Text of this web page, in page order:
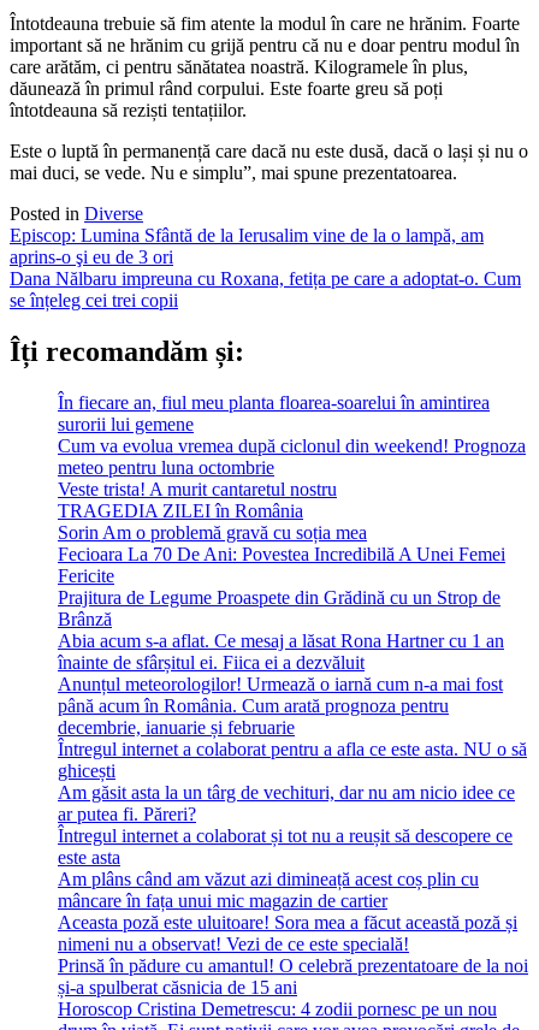
Întotdeauna trebuie să fim atente la modul în care ne hrănim. Foarte
important să ne hrănim cu grijă pentru că nu e doar pentru modul în
care arătăm, ci pentru sănătatea noastră. Kilogramele în plus,
dăunează în primul rând corpului. Este foarte greu să poți
întotdeauna să reziști tentațiilor.
Este o luptă în permanență care dacă nu este dusă, dacă o lași și nu o
mai duci, se vede. Nu e simplu”, mai spune prezentatoarea.
Posted in Diverse
Post
navigation
Episcop: Lumina Sfântă de la Ierusalim vine de la o lampă, am
aprins-o şi eu de 3 ori
Dana Nălbaru impreuna cu Roxana, fetița pe care a adoptat-o. Cum
se înțeleg cei trei copii
Îți recomandăm și:
În fiecare an, fiul meu planta floarea-soarelui în amintirea
surorii lui gemene
Cum va evolua vremea după ciclonul din weekend! Prognoza
meteo pentru luna octombrie
Veste trista! A murit cantaretul nostru
TRAGEDIA ZILEI în România
Sorin Am o problemă gravă cu soția mea
Fecioara La 70 De Ani: Povestea Incredibilă A Unei Femei
Fericite
Prajitura de Legume Proaspete din Grădină cu un Strop de
Brânză
Abia acum s-a aflat. Ce mesaj a lăsat Rona Hartner cu 1 an
înainte de sfârșitul ei. Fiica ei a dezvăluit
Anunțul meteorologilor! Urmează o iarnă cum n-a mai fost
până acum în România. Cum arată prognoza pentru
decembrie, ianuarie și februarie
Întregul internet a colaborat pentru a afla ce este asta. NU o să
ghicești
Am găsit asta la un târg de vechituri, dar nu am nicio idee ce
ar putea fi. Păreri?
Întregul internet a colaborat și tot nu a reușit să descopere ce
este asta
Am plâns când am văzut azi dimineață acest coș plin cu
mâncare în fața unui mic magazin de cartier
Aceasta poză este uluitoare! Sora mea a făcut această poză și
nimeni nu a observat! Vezi de ce este specială!
Prinsă în pădure cu amantul! O celebră prezentatoare de la noi
și-a spulberat căsnicia de 15 ani
Horoscop Cristina Demetrescu: 4 zodii pornesc pe un nou